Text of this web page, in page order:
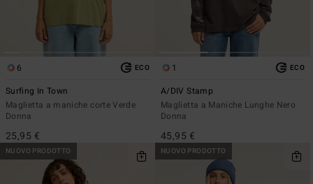
6 ECO
Surfing In Town
Maglietta a maniche corte Verde
Donna
25,95 €
1 ECO
A/DIV Stamp
Maglietta a Maniche Lunghe Nero
Donna
45,95 €
NUOVO PRODOTTO NUOVO PRODOTTO